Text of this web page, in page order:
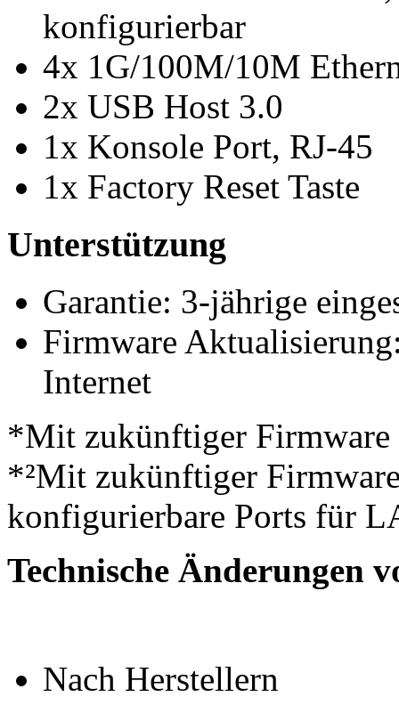
konfigurierbar
4x 1G/100M/10M
2x USB Host 3.0
1x Konsole Port, RJ-45
1x Factory Reset Taste
Unterstützung
Garantie: 3-jährige
Firmware
Internet
*Mit zukünftiger Firmware
*²Mit zukünftiger
konfigurierbare Ports für
Technische Änderungen
Nach Herstellern